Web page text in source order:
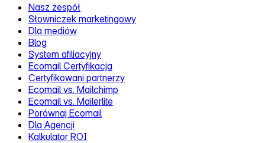
Nasz zespół
Słowniczek marketingowy
Dla mediów
Blog
System afiliacyjny
Ecomail Certyfikacja
Certyfikowani partnerzy
Ecomail vs. Mailchimp
Ecomail vs. Mailerlite
Porównaj Ecomail
Dla Agencji
Kalkulator ROI